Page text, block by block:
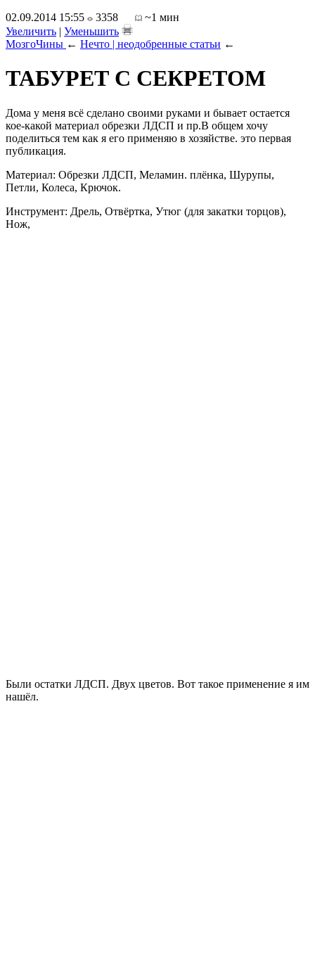
02.09.2014 15:55
3358
~1 мин
Увеличить | Уменьшить
МозгоЧины ← Нечто | неодобренные статьи ←
ТАБУРЕТ С СЕКРЕТОМ
Дома у меня всё сделано своими руками и бывает остается
кое-какой материал обрезки ЛДСП и пр.В общем хочу
поделиться тем как я его применяю в хозяйстве. это первая
публикация.
Материал: Обрезки ЛДСП, Меламин. плёнка, Шурупы,
Петли, Колеса, Крючок.
Инструмент: Дрель, Отвёртка, Утюг (для закатки торцов),
Нож,
Были остатки ЛДСП. Двух цветов. Вот такое применение я им
нашёл.